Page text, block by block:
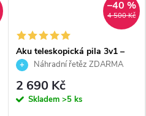
4 500 Kč
–40 %
Aku teleskopická pila 3v1 –
zahradní nůžky + řetězová pila
2,5 m, 2× baterie + extra řetěz
ZDARMA
Náhradní řetěz ZDARMA
2 690 Kč
Skladem >5 ks